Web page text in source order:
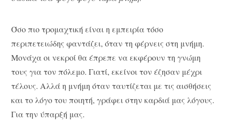
Όσο πιο τρομαχτική είναι η εμπειρία τόσο
περιπετειώδης φαντάζει, όταν τη φέρνεις στη μνήμη.
Μονάχα οι νεκροί θα έπρεπε να εκφέρουν τη γνώμη
τους για τον πόλεμο. Γιατί, εκείνοι τον έζησαν μέχρι
τέλους. Αλλά η μνήμη όταν ταυτίζεται με τις αισθήσεις
και το λόγο του ποιητή, γράφει στην καρδιά μας λόγους.
Για την ύπαρξή μας.